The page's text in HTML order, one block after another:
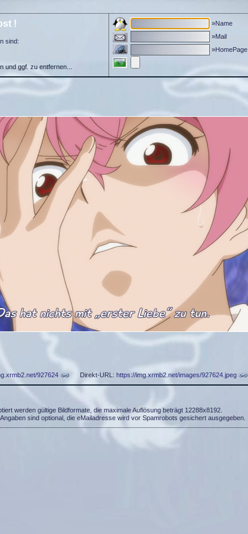
!
sind:
und ggf. zu entfernen...
»Name
»Mail
»HomePage
927624 Direkt-URL: https://img.xrmb2.net/images/927624.jpeg
werden gültige Bildformate, die maximale Auflösung beträgt 12288x8192.
sind optional, die eMailadresse wird vor Spamrobots gesichert ausgegeben.